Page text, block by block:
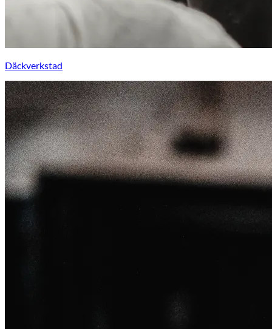
Däckverkstad